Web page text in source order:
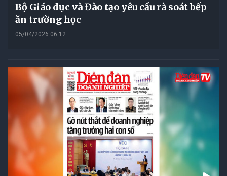
Bộ Giáo dục và Đào tạo yêu cầu rà soát bếp
ăn trường học
05/04/2026 06:12